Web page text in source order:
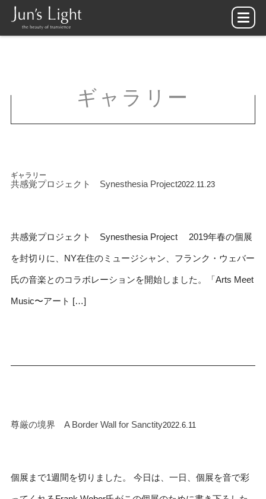
ギャラリー
ギャラリー
共感覚プロジェクト Synesthesia Project2022.11.23
共感覚プロジェクト Synesthesia Project 2019年春の個展
を封切りに、NY在住のミュージシャン、フランク・ウェバー
氏の音楽とのコラボレーションを開始しました。「Arts Meet
Music〜アート […]
尊厳の境界 A Border Wall for Sanctity2022.6.11
個展まで1週間を切りました。 今日は、一日、個展を音で彩